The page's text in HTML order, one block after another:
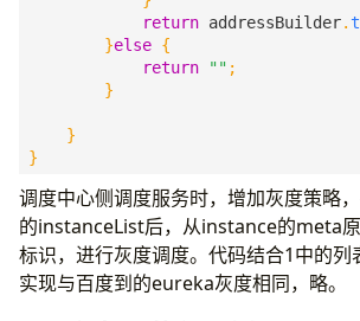
return addressBuilder.
}else {
return
"" ;
}
}
}
调度中心侧调度服务时，增加灰度策略
的instanceList后，从instance的meta
标识，进行灰度调度。代码结合1中的列
实现与百度到的eureka灰度相同，略。